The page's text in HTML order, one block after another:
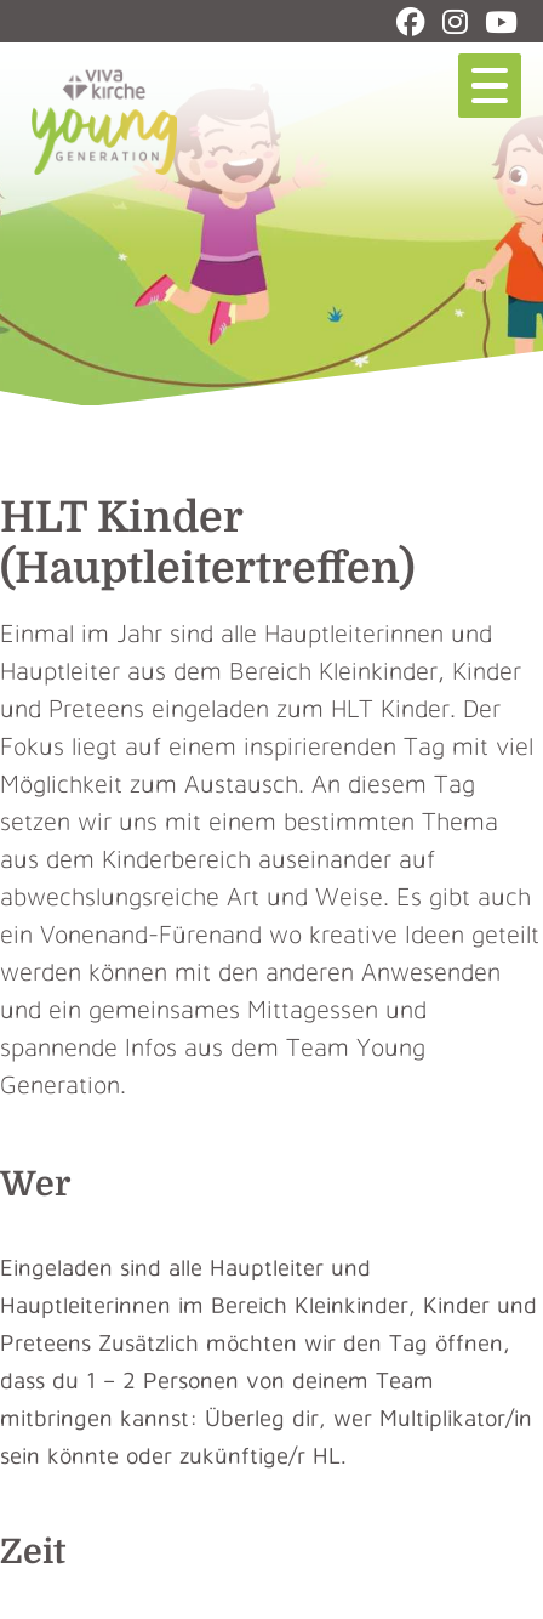
HLT Kinder
(Hauptleitertreffen)
Einmal im Jahr sind alle Hauptleiterinnen und
Hauptleiter aus dem Bereich Kleinkinder, Kinder
und Preteens eingeladen zum HLT Kinder. Der
Fokus liegt auf einem inspirierenden Tag mit viel
Möglichkeit zum Austausch. An diesem Tag
setzen wir uns mit einem bestimmten Thema
aus dem Kinderbereich auseinander auf
abwechslungsreiche Art und Weise. Es gibt auch
ein Vonenand-Fürenand wo kreative Ideen geteilt
werden können mit den anderen Anwesenden
und ein gemeinsames Mittagessen und
spannende Infos aus dem Team Young
Generation.
Wer
Eingeladen sind alle Hauptleiter und
Hauptleiterinnen im Bereich Kleinkinder, Kinder und
Preteens Zusätzlich möchten wir den Tag öffnen,
dass du 1 – 2 Personen von deinem Team
mitbringen kannst: Überleg dir, wer Multiplikator/in
sein könnte oder zukünftige/r HL.
Zeit